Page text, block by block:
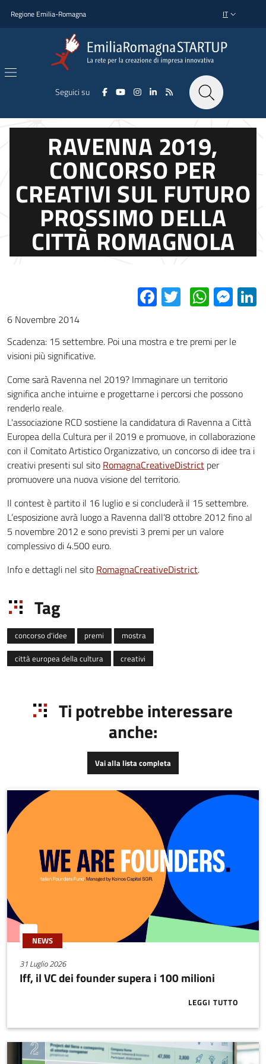
Regione Emilia-Romagna SELETTORE
IT
Seguici su
RAVENNA 2019,
CONCORSO PER
CREATIVI SUL FUTURO
PROSSIMO DELLA
CITTÀ ROMAGNOLA
Facebook
Twitter
6 Novembre 2014
Scadenza: 15 settembre. Poi una mostra e tre premi per le
visioni più significative.
Come sarà Ravenna nel 2019? Immaginare un territorio
significa anche intuirne e progettarne i percorsi che possono
renderlo reale.
L'associazione RCD sostiene la candidatura di Ravenna a Città
Europea della Cultura per il 2019 e promuove, in collaborazione
con il Comitato Artistico Organizzativo, un concorso di idee tra i
creativi presenti sul sito RomagnaCreativeDistrict per
promuovere una nuova visione del territorio.
Il contest è partito il 16 luglio e si concluderà il 15 settembre.
L’esposizione avrà luogo a Ravenna dall’8 ottobre 2012 fino al
5 novembre 2012 e sono previsti 3 premi per un valore
complessivo di 4.500 euro.
Info e dettagli nel sito RomagnaCreativeDistrict.
Tag
concorso d'idee premi
mostra
città europea della cultura
creativi
Ti potrebbe interessare
anche:
Vai alla lista completa
NEWS
31 Luglio 2026
Iff, il VC dei founder supera i 100 milioni
LEGGI TUTTO
ABOUT IFF,